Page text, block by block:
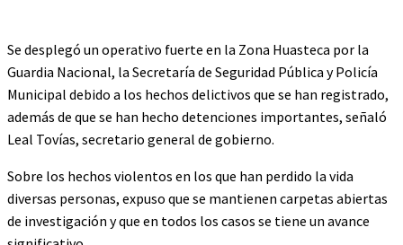
Se desplegó un operativo fuerte en la Zona Huasteca por la
Guardia Nacional, la Secretaría de Seguridad Pública y Policía
Municipal debido a los hechos delictivos que se han registrado,
además de que se han hecho detenciones importantes, señaló
Leal Tovías, secretario general de gobierno.
Sobre los hechos violentos en los que han perdido la vida
diversas personas, expuso que se mantienen carpetas abiertas
de investigación y que en todos los casos se tiene un avance